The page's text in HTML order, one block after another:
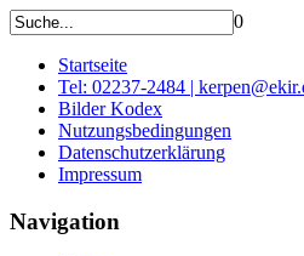
0
Startseite
Tel: 02237-2484 |
Bilder Kodex
Nutzungsbedingungen
Datenschutzerklärung
Impressum
Navigation